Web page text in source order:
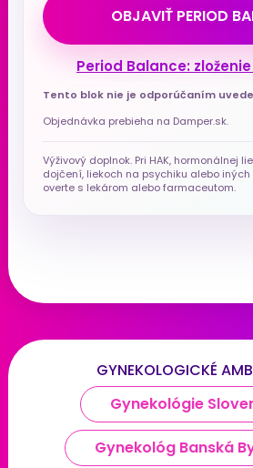
OBJAVIŤ PERIOD
Period Balance:
Tento blok nie je odporúčaním
Objednávka prebieha na Damper.sk.
Výživový doplnok. Pri HAK, hormonálnej
dojčení, liekoch na psychiku alebo
overte s lekárom alebo farmaceutom.
GYNEKOLOGICKÉ
Gynekológie
Gynekológ Banská